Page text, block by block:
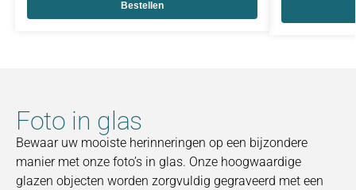
Bestellen
Foto in glas
Bewaar uw mooiste herinneringen op een bijzondere
manier met onze foto’s in glas. Onze hoogwaardige
glazen objecten worden zorgvuldig gegraveerd met een